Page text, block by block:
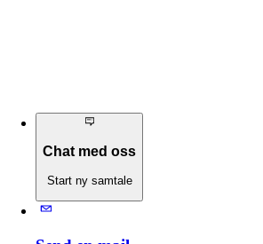
Chat med oss
Start ny samtale